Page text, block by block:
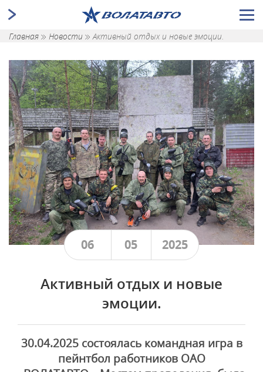
Главная Новости Активный отдых и новые эмоции.
Активный отдых и новые
эмоции.
06 05 2025
30.04.2025 состоялась командная игра в
пейнтбол работников ОАО